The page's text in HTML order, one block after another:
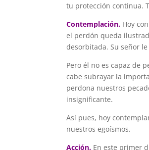
tu protección continua.
Contemplación. Hoy
el perdón queda
desorbitada. Su señor
Pero él no es capaz de
cabe subrayar la
perdona nuestros
insignificante.
Así pues, hoy
nuestros egoísmos.
Acción. En este primer